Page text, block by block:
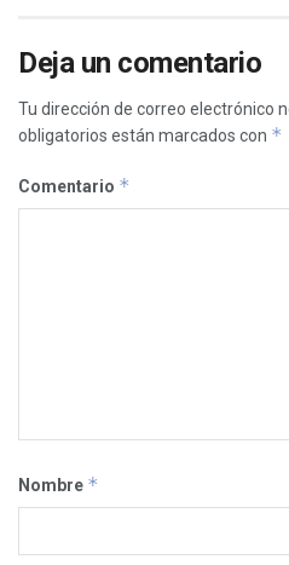
Deja un comentario
Tu dirección de correo electrónico
obligatorios están marcados con *
Comentario *
Nombre *